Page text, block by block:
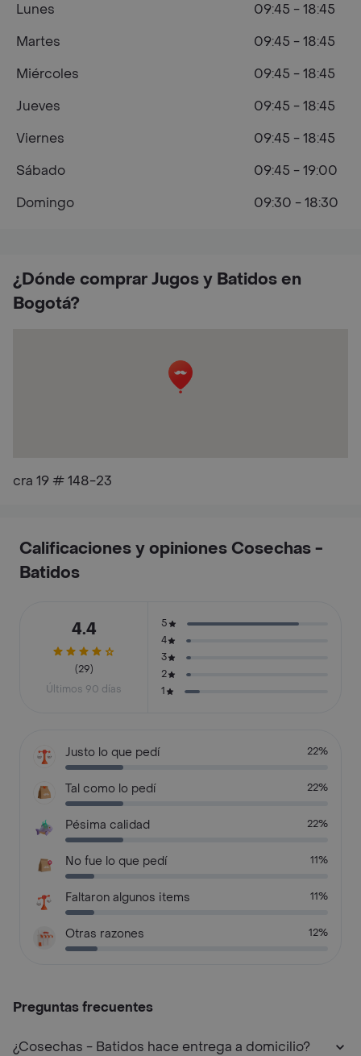
¿Dónde comprar Jugos y Batidos en
Bogotá?
cra 19 # 148-23
Lunes
09:45 - 18:45
Martes
09:45 - 18:45
Miércoles
09:45 - 18:45
Jueves
09:45 - 18:45
Viernes
09:45 - 18:45
Sábado
09:45 - 19:00
Domingo
09:30 - 18:30
Calificaciones y opiniones Cosechas -
Batidos
4.4
(29)
Últimos 90 días
5
4
3
2
1
Justo lo que pedí 22%
Tal como lo pedí 22%
Pésima calidad 22%
No fue lo que pedí 11%
Faltaron algunos items 11%
Otras razones 12%
Preguntas frecuentes
¿Cosechas - Batidos hace entrega a domicilio?